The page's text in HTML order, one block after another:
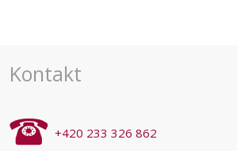
Kontakt
+420 233 326 862